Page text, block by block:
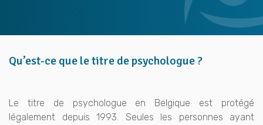
Qu’est-ce que le titre de psychologue ?
Le titre de psychologue en Belgique est protégé
légalement depuis 1993. Seules les personnes ayant